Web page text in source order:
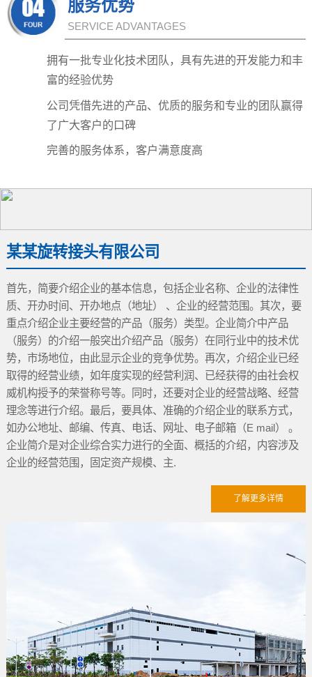
服务优势
SERVICE ADVANTAGES
拥有一批专业化技术团队，具有先进的开发能力和丰
富的经验优势
公司凭借先进的产品、优质的服务和专业的团队赢得
了广大客户的口碑
完善的服务体系，客户满意度高
某某旋转接头有限公司
首先，简要介绍企业的基本信息，包括企业名称、企业的法律性
质、开办时间、开办地点（地址） 、企业的经营范围。其次，要
重点介绍企业主要经营的产品（服务）类型。企业简介中产品
（服务）的介绍一般突出介绍产品（服务）在同行业中的技术优
势，市场地位，由此显示企业的竞争优势。再次，介绍企业已经
取得的经营业绩，如年度实现的经营利润、已经获得的由社会权
威机构授予的荣誉称号等。同时，还要对企业的经营战略、经营
理念等进行介绍。最后，要具体、准确的介绍企业的联系方式，
如办公地址、邮编、传真、电话、网址、电子邮箱（E mail） 。
企业简介是对企业综合实力进行的全面、概括的介绍，内容涉及
企业的经营范围，固定资产规模、主.
了解更多详情